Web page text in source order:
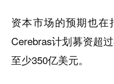
资本市场的预期也在
Cerebras计划募资超
至少350亿美元。